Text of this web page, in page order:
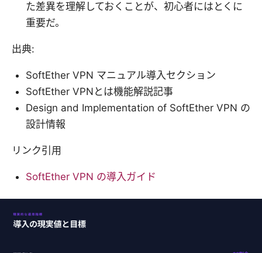
た差異を理解しておくことが、初心者にはとくに
重要だ。
出典:
SoftEther VPN マニュアル導入セクション
SoftEther VPNとは機能解説記事
Design and Implementation of SoftEther VPN の
設計情報
リンク引用
SoftEther VPN の導入ガイド